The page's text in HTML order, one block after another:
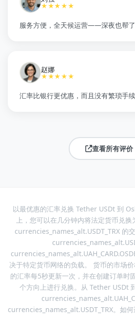
★★★★★
服务方便，全天候运营——深夜也帮了
赵娜
★★★★★
汇率比银行更优惠，而且没有繁琐手续
查看所有评价
以最优惠的汇率兑换 Tether USDt 到
上，您可以在几分钟内将法定货币兑
currencies_names_alt.USDT_TRX 的
决于特定货币网络的负载。 货币的市场
的汇率每5秒更新一次，并在创建订单时
个方向上进行兑换。从 Tether USDt
currencies_names_alt.USDT_TRX。如